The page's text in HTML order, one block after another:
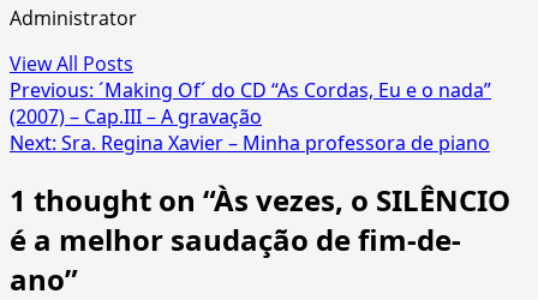
Administrator
View All Posts
Post
navigation
Previous: ´Making Of´ do CD “As Cordas, Eu e o nada”
(2007) – Cap.III – A gravação
Next: Sra. Regina Xavier – Minha professora de piano
1 thought on “Às vezes, o SILÊNCIO
é a melhor saudação de fim-de-
ano”